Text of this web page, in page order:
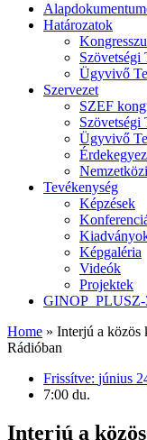
Határozatok
Szövetségi
Ügyvivő
Szervezet
SZEF
Szövetségi
Ügyvivő
Tevékenység
Képzések
Képgaléria
Videók
Projektek
GINOP_PLUSZ-
Home » Interjú a közös
Rádióban
Frissítve: június
7:00 du.
Interjú a